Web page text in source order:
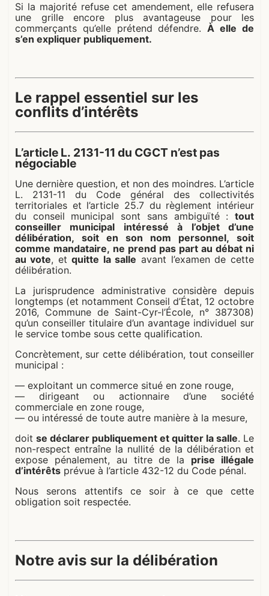
Si la majorité refuse cet amendement, elle refusera
une grille encore plus avantageuse pour les
commerçants qu’elle prétend défendre. À elle de
s’en expliquer publiquement.
Le rappel essentiel sur les
conflits d’intérêts
L’article L. 2131-11 du CGCT n’est pas
négociable
Une dernière question, et non des moindres. L’article
L. 2131-11 du Code général des collectivités
territoriales et l’article 25.7 du règlement intérieur
du conseil municipal sont sans ambiguïté : tout
conseiller municipal intéressé à l’objet d’une
délibération, soit en son nom personnel, soit
comme mandataire, ne prend pas part au débat ni
au vote, et quitte la salle avant l’examen de cette
délibération.
La jurisprudence administrative considère depuis
longtemps (et notamment Conseil d’État, 12 octobre
2016, Commune de Saint-Cyr-l’École, n° 387308)
qu’un conseiller titulaire d’un avantage individuel sur
le service tombe sous cette qualification.
Concrètement, sur cette délibération, tout conseiller
municipal :
— exploitant un commerce situé en zone rouge,
— dirigeant ou actionnaire d’une société
commerciale en zone rouge,
— ou intéressé de toute autre manière à la mesure,
doit se déclarer publiquement et quitter la salle. Le
non-respect entraîne la nullité de la délibération et
expose pénalement, au titre de la prise illégale
d’intérêts prévue à l’article 432-12 du Code pénal.
Nous serons attentifs ce soir à ce que cette
obligation soit respectée.
Notre avis sur la délibération